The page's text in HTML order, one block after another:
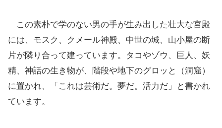
この素朴で学のない男の手が生み出した壮大な宮殿
には、モスク、クメール神殿、中世の城、山小屋の断
片が隣り合って建っています。タコやゾウ、巨人、妖
精、神話の生き物が、階段や地下のグロッと（洞窟）
に置かれ、「これは芸術だ。夢だ。活力だ」と書かれ
ています。